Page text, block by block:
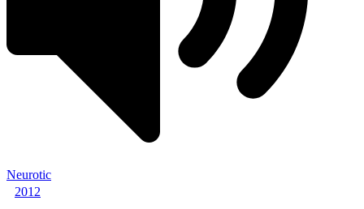
Neurotic
2012